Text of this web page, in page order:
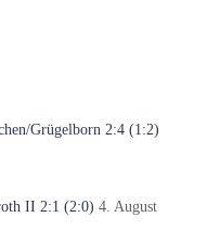
Grügelborn 2:4 (1:2)
II 2:1 (2:0) 4. August